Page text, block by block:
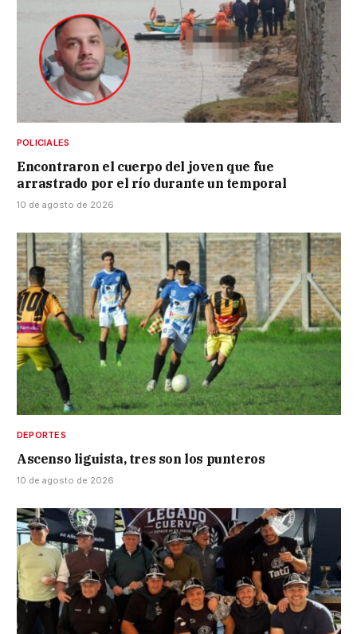
POLICIALES
Encontraron el cuerpo del joven que fue
arrastrado por el río durante un temporal
10 de agosto de 2026
DEPORTES
Ascenso liguista, tres son los punteros
10 de agosto de 2026